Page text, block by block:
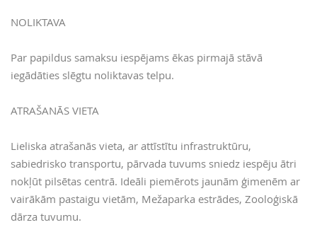
NOLIKTAVA
Par papildus samaksu iespējams ēkas pirmajā stāvā
iegādāties slēgtu noliktavas telpu.
ATRAŠANĀS VIETA
Lieliska atrašanās vieta, ar attīstītu infrastruktūru,
sabiedrisko transportu, pārvada tuvums sniedz iespēju ātri
nokļūt pilsētas centrā. Ideāli piemērots jaunām ģimenēm ar
vairākām pastaigu vietām, Mežaparka estrādes, Zooloģiskā
dārza tuvumu.